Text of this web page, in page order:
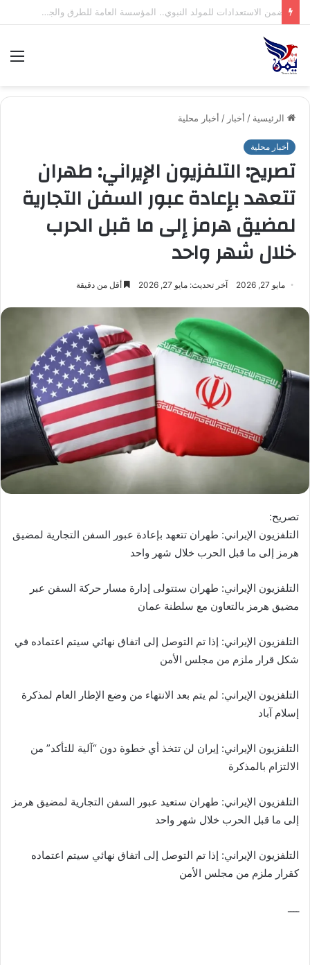
صنعاء: إجراء قرعة بطولة الاتصالات لكرة القدم التاسعة للشركات
الرئيسية / أخبار / أخبار محلية
أخبار محلية
تصريح: ‏التلفزيون ‌الإيراني: ​طهران
‌تتعهد ⁠بإعادة ⁠عبور ‌السفن ‌التجارية
‌لمضيق ‌هرمز ​إلى ​ما ​قبل ⁠الحرب
‌خلال ⁠شهر ​واحد
مايو 27, 2026 آخر تحديث: مايو 27, 2026 أقل من دقيقة
تصريح:
‏التلفزيون ‌الإيراني: ​طهران ‌تتعهد ⁠بإعادة ⁠عبور ‌السفن ‌التجارية ‌لمضيق
‌هرمز ​إلى ​ما ​قبل ⁠الحرب ‌خلال ⁠شهر ​واحد
‏التلفزيون الإيراني: طهران ستتولى إدارة مسار حركة السفن عبر
مضيق هرمز بالتعاون مع سلطنة عمان
‏التلفزيون ‌​الإيراني: ​إذا ‌تم ⁠التوصل ​إلى ⁠اتفاق نهائي ⁠سيتم ​اعتماده ​في
شكل قرار ⁠ملزم من ‌مجلس الأمن
‏التلفزيون الإيراني: لم يتم بعد الانتهاء من وضع الإطار العام لمذكرة
إسلام آباد
‏التلفزيون الإيراني: إيران لن تتخذ أي خطوة دون “آلية للتأكد” من
الالتزام بالمذكرة
‏التلفزيون ‌الإيراني: ​طهران ‌ستعيد عبور ‌السفن ‌التجارية ‌لمضيق ‌هرمز
​إلى ​ما ​قبل ⁠الحرب ‌خلال ⁠شهر ​واحد
‏التلفزيون ‌​الإيراني: ​إذا ‌تم ⁠التوصل ​إلى ⁠اتفاق نهائي ⁠سيتم ​اعتماده ​
كقرار ملزم من ‌مجلس الأمن
ــــ